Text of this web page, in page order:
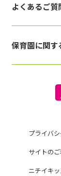
プライバ
サイトの
ニチイキ
よくあるご質
保育園に関す